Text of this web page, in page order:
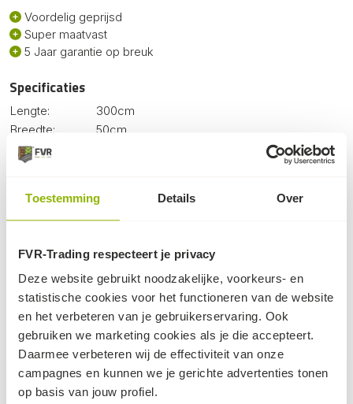
Toestemming Details Over
FVR-Trading respecteert je privacy
Deze website gebruikt noodzakelijke, voorkeurs- en
statistische cookies voor het functioneren van de website
en het verbeteren van je gebruikerservaring. Ook
gebruiken we marketing cookies als je die accepteert.
Daarmee verbeteren wij de effectiviteit van onze
campagnes en kunnen we je gerichte advertenties tonen
op basis van jouw profiel.
Voordelig geprijsd
Super maatvast
5 Jaar garantie op breuk
Specificaties
Lengte:
300cm
Breedte:
50cm
Dikte:
Gewicht:
Handvaten:
2 stuks
Max. belasting: 15 ton
Dit kan ook nog knap handig zijn...